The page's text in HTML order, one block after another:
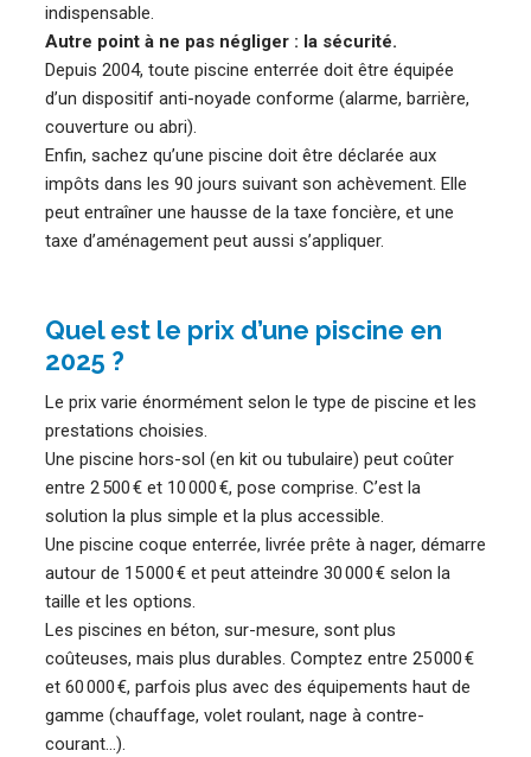
indispensable.
Autre point à ne pas négliger : la sécurité.
Depuis 2004, toute piscine enterrée doit être équipée
d’un dispositif anti-noyade conforme (alarme, barrière,
couverture ou abri).
Enfin, sachez qu’une piscine doit être déclarée aux
impôts dans les 90 jours suivant son achèvement. Elle
peut entraîner une hausse de la taxe foncière, et une
taxe d’aménagement peut aussi s’appliquer.
Quel est le prix d’une piscine en
2025 ?
Le prix varie énormément selon le type de piscine et les
prestations choisies.
Une piscine hors-sol (en kit ou tubulaire) peut coûter
entre 2 500 € et 10 000 €, pose comprise. C’est la
solution la plus simple et la plus accessible.
Une piscine coque enterrée, livrée prête à nager, démarre
autour de 15 000 € et peut atteindre 30 000 € selon la
taille et les options.
Les piscines en béton, sur-mesure, sont plus
coûteuses, mais plus durables. Comptez entre 25 000 €
et 60 000 €, parfois plus avec des équipements haut de
gamme (chauffage, volet roulant, nage à contre-
courant…).